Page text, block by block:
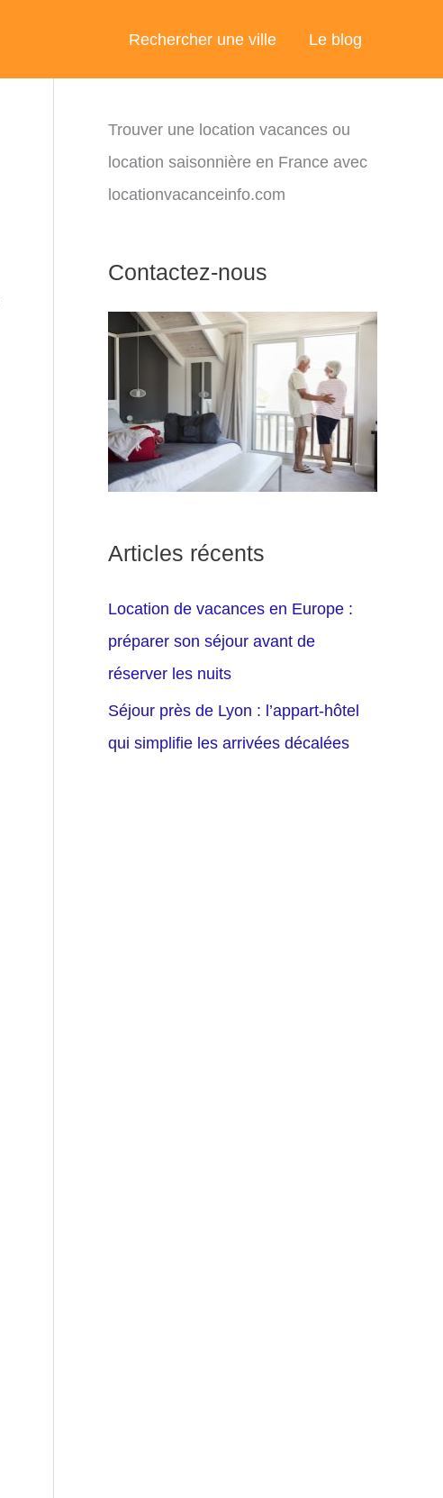
Rechercher une ville Le blog
Trouver une location vacances ou
location saisonnière en France avec
locationvacanceinfo.com
Contactez-nous
Articles récents
Location de vacances en Europe :
préparer son séjour avant de
réserver les nuits
Séjour près de Lyon : l’appart-hôtel
qui simplifie les arrivées décalées